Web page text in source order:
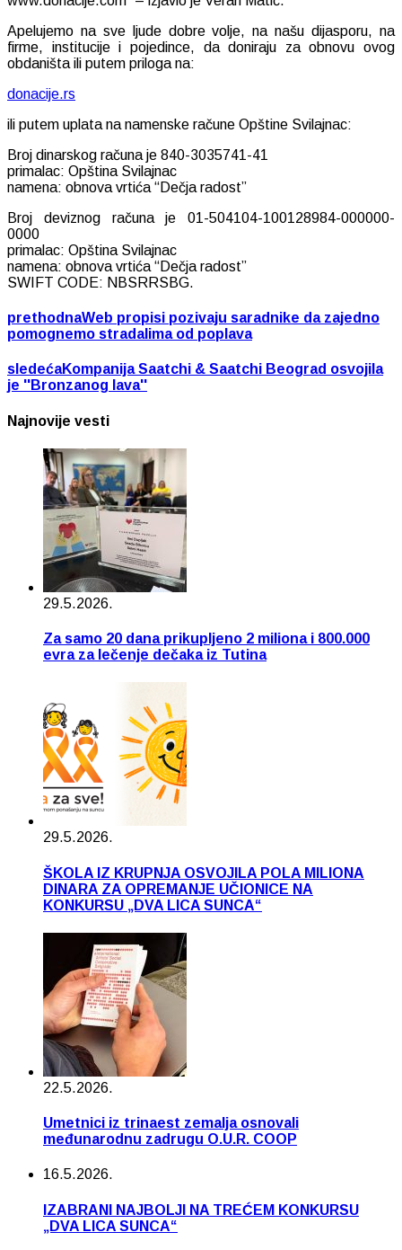
Apelujemo na sve ljude dobre volje, na našu dijasporu, na
firme, institucije i pojedince, da doniraju za obnovu ovog
obdaništa ili putem priloga na:
donacije.rs
ili putem uplata na namenske račune Opštine Svilajnac:
Broj dinarskog računa je 840-3035741-41
primalac: Opština Svilajnac
namena: obnova vrtića “Dečja radost”
Broj deviznog računa je 01-504104-100128984-000000-
0000
primalac: Opština Svilajnac
namena: obnova vrtića “Dečja radost”
SWIFT CODE: NBSRRSBG.
prethodnaWeb propisi pozivaju saradnike da zajedno
pomognemo stradalima od poplava
sledećaKompanija Saatchi & Saatchi Beograd osvojila
je ''Bronzanog lava''
Najnovije vesti
29.5.2026.
Za samo 20 dana prikupljeno 2 miliona i 800.000
evra za lečenje dečaka iz Tutina
29.5.2026.
ŠKOLA IZ KRUPNJA OSVOJILA POLA MILIONA
DINARA ZA OPREMANJE UČIONICE NA
KONKURSU „DVA LICA SUNCA“
22.5.2026.
Umetnici iz trinaest zemalja osnovali
međunarodnu zadrugu O.U.R. COOP
16.5.2026.
IZABRANI NAJBOLJI NA TREĆEM KONKURSU
„DVA LICA SUNCA“